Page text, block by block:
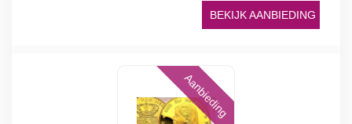
BEKIJK AANBIEDING
Aanbieding